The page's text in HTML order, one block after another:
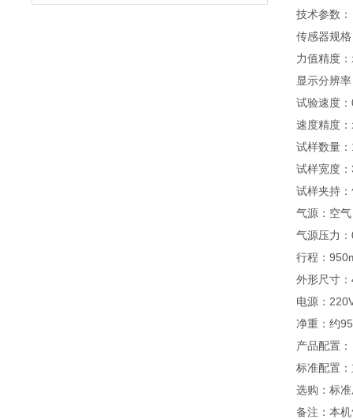
技术参数：
传感器规
力值精度
显示分辨
试验速度
速度精度
试样数量
试样宽度
试样夹持
气源：空
气源压力
行程：
外形尺寸
电源：
净重：约
产品配置：
标准配置
选购：标
备注：本